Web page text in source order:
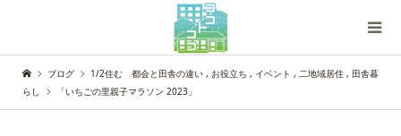
ブログ 1/2住む 都会と田舎の違い , お役立ち , イベント , 二地域居住 , 田舎暮
らし
「いちごの里親子マラソン 2023」